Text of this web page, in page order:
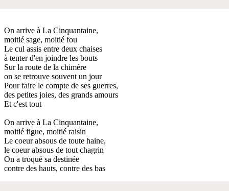
On arrive à La Cinquantaine,
moitié sage, moitié fou
Le cul assis entre deux chaises
à tenter d'en joindre les bouts
Sur la route de la chimère
on se retrouve souvent un jour
Pour faire le compte de ses guerres,
des petites joies, des grands amours
Et c'est tout
On arrive à La Cinquantaine,
moitié figue, moitié raisin
Le coeur absous de toute haine,
le coeur absous de tout chagrin
On a troqué sa destinée
contre des hauts, contre des bas